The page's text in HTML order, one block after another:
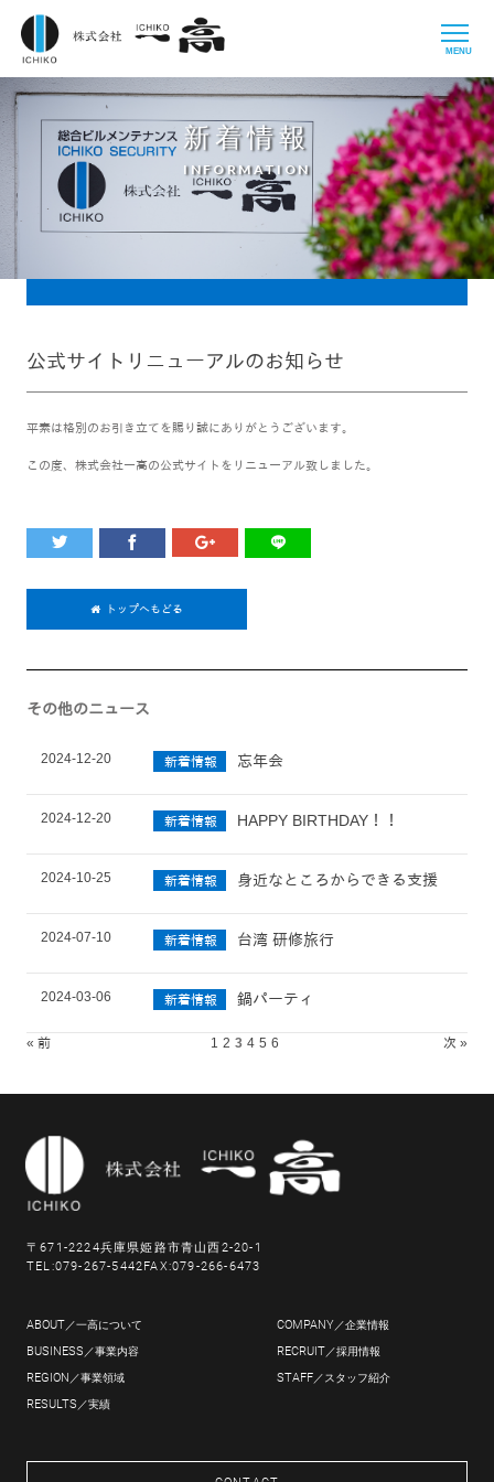
MENU
新着情報
INFORMATION
公式サイトリニューアルのお知らせ
平素は格別のお引き立てを賜り誠にありがとうございます。
この度、株式会社一高の公式サイトをリニューアル致しました。
トップへもどる
その他のニュース
2024-12-20 新着情報 忘年会
2024-12-20 新着情報 HAPPY BIRTHDAY！！
2024-10-25 新着情報 身近なところからできる支援
2024-07-10 新着情報 台湾 研修旅行
2024-03-06 新着情報 鍋パーティ
« 前 1 2 3 4 5 6 次 »
〒671-2224兵庫県姫路市青山西2-20-1
TEL:079-267-5442FAX:079-266-6473
ABOUT ／一高について COMPANY ／企業情報
BUSINESS ／事業内容 RECRUIT ／採用情報
REGION ／事業領域 STAFF ／スタッフ紹介
RESULTS ／実績